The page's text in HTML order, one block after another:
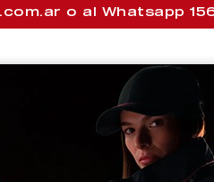
o al Whatsapp 156